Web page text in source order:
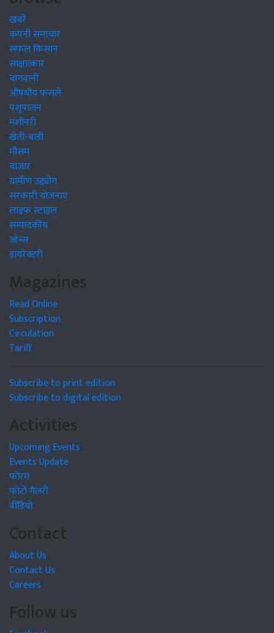
खबरें
कंपनी समाचार
सफल किसान
साक्षात्कार
बागवानी
औषधीय फसलें
पशुपालन
मशीनरी
खेती-बाड़ी
मौसम
बाजार
ग्रामीण उद्द्योग
सरकारी योजनाएं
लाइफ स्टाइल
सम्पादकीय
जॉब्स
डायरेक्टरी
Magazines
Read Online
Subscription
Circulation
Tariff
Subscribe to print edition
Subscribe to digital edition
Activities
Upcoming Events
Events Update
फोरम
फोटो गैलरी
वीडियो
Contact
About Us
Contact Us
Careers
Follow us